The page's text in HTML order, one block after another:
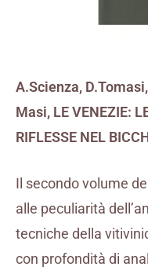
A.Scienza,
Masi, LE VENEZIE:
RIFLESSE NEL
Il secondo volume
alle peculiarità
tecniche della
con profondità di